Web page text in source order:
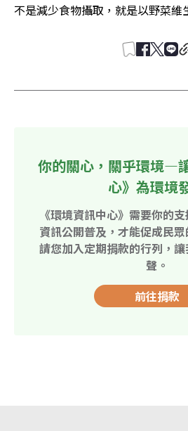
不是減少食物攝取，就是以野菜維
你的關心，關乎環境—
心》為環境
《環境資訊中心》需要你的
資訊公開普及，才能促成民
請您加入定期捐款的行列，
聲。
前往捐款